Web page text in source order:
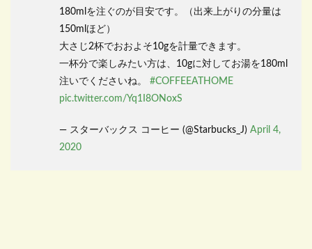
180mlを注ぐのが目安です。（出来上がりの分量は
150mlほど）
大さじ2杯でおおよそ10gを計量できます。
一杯分で楽しみたい方は、10gに対してお湯を180ml
注いでくださいね。 #COFFEEATHOME
pic.twitter.com/Yq1I8ONoxS
— スターバックス コーヒー (@Starbucks_J) April 4,
2020